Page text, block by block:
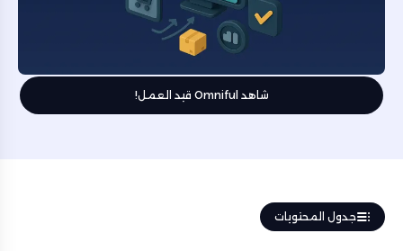
شاهد Omniful قيد العمل!
جدول المحتويات